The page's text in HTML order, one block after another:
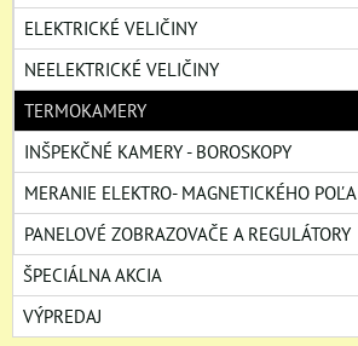
ELEKTRICKÉ VELIČINY
NEELEKTRICKÉ VELIČINY
TERMOKAMERY
INŠPEKČNÉ KAMERY - BOROSKOPY
MERANIE ELEKTRO- MAGNETICKÉHO POĽA
PANELOVÉ ZOBRAZOVAČE A REGULÁTORY
ŠPECIÁLNA AKCIA
VÝPREDAJ